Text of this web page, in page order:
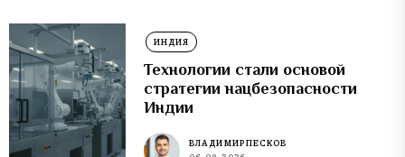
ИНДИЯ
Технологии стали основой
стратегии нацбезопасности
Индии
ВЛАДИМИР ПЕСКОВ